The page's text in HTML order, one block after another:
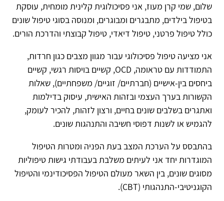
שלום, שמי קרן מעוז, אני פסיכולוגית קלינית מומחית, עוסקת
בטיפול בילדים, מתבגרים ומבוגרים, ומנוסה בסוגי טיפול שונים
כולל טיפול פרטני, טיפול דיאדי, טיפול קבוצתי והדרכת הורים.
אני מציעה טיפול פסיכולוגי עבור מגוון מצבים כגון חרדות,
התמודדות עם טראומה, OCD, קשיים בויסות רגשי, קשיים
ביחסים בין-אישיים (חברתיים/ זוגיים/ משפחתיים), שאלות
הקשורות בערך העצמי ובזהות האישית, עיסוק בדילמות
ואתגרים בשלבים שונים בחיים, ורצון לזהות, להכיר לעומק,
להגמיש או לשנות דפוסי חשיבה והתנהגות שונים.
בהתבסס על הערכת המצב בעת הפניה ומטרות הטיפול
המוגדרות יחד אני לעיתים משלבת בעבודתי גישות טיפוליות
מסוגים שונים, בין השאר מעולם הטיפול הפסיכודינמי והטיפול
הקוגניטיבי-התנהגותי (CBT).